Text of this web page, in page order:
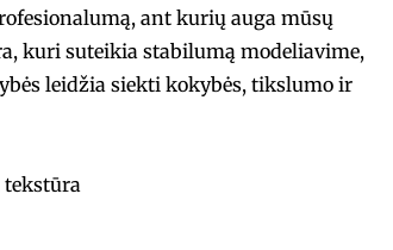
ant kurių auga mūsų
kuri suteikia stabilumą modeliavime,
leidžia siekti kokybės, tikslumo ir